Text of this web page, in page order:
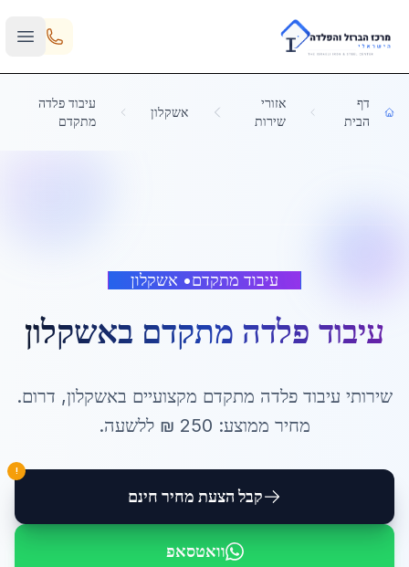
Skip to main content
דף
הבית
אזורי
שירות
אשקלון
עיבוד פלדה
מתקדם
עיבוד מתקדם• אשקלון
עיבוד פלדה מתקדם באשקלון
שירותי עיבוד פלדה מתקדם מקצועיים באשקלון, דרום.
מחיר ממוצע: 250 ₪ ללשעה.
קבל הצעת מחיר חינם
!
וואטסאפ